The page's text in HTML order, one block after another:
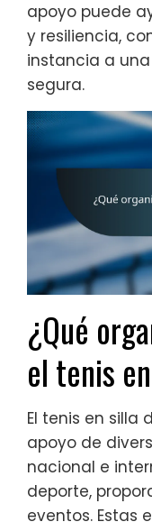
apoyo puede
y resiliencia,
instancia a
segura.
¿Qué
el tenis
El tenis en silla
apoyo de
nacional e
deporte,
eventos. Estas